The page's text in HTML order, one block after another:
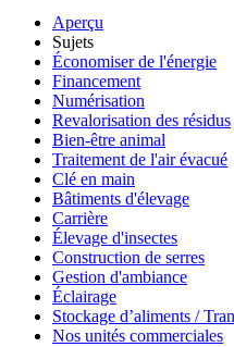
Aperçu
Sujets
Économiser de l'énergie
Financement
Numérisation
Revalorisation des résidus
Bien-être animal
Traitement de l'air évacué
Clé en main
Bâtiments d'élevage
Carrière
Élevage d'insectes
Construction de serres
Gestion d'ambiance
Éclairage
Stockage d’aliments /
Nos unités commerciales